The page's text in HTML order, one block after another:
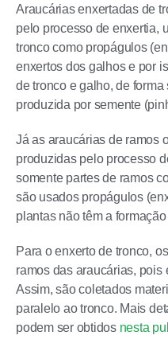
Araucárias enxertadas de
pelo processo de enxertia,
tronco como propágulos
enxertos dos galhos e por
de tronco e galho, de
produzida por semente
Já as araucárias de ramos
produzidas pelo processo
somente partes de ramos
são usados propágulos
plantas não têm a
Para o enxerto de tronco,
ramos das araucárias, pois
Assim, são coletados
paralelo ao tronco. Mais
podem ser obtidos nesta